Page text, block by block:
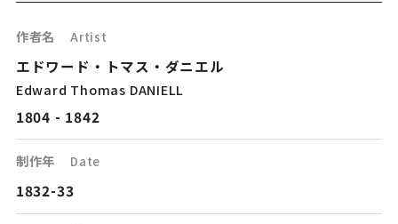
作者名 Artist
エドワード・トマス・ダニエル
Edward Thomas DANIELL
1804 - 1842
制作年 Date
1832-33